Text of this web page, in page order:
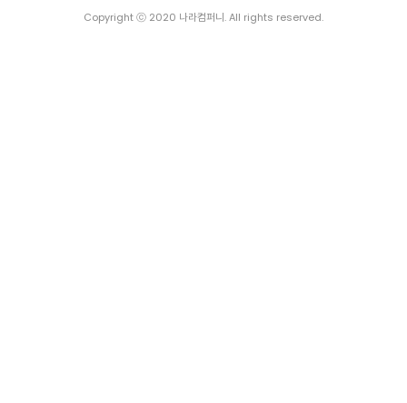
Copyright ⓒ 2020 나라컴퍼니. All rights reserved.